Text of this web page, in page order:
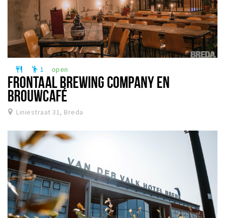
restaurant emoji_people 1 open
FRONTAAL BREWING COMPANY EN
BROUWCAFÉ
Liniestraat 31, Breda